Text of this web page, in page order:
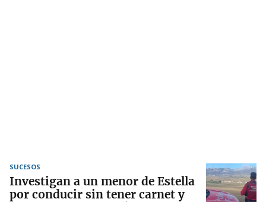
SUCESOS
Investigan a un menor de Estella
por conducir sin tener carnet y